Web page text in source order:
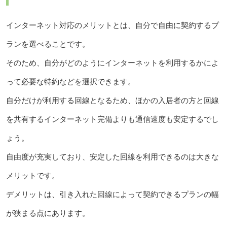
インターネット対応のメリットとは、自分で自由に契約するプ
ランを選べることです。
そのため、自分がどのようにインターネットを利用するかによ
って必要な特約などを選択できます。
自分だけが利用する回線となるため、ほかの入居者の方と回線
を共有するインターネット完備よりも通信速度も安定するでし
ょう。
自由度が充実しており、安定した回線を利用できるのは大きな
メリットです。
デメリットは、引き入れた回線によって契約できるプランの幅
が狭まる点にあります。